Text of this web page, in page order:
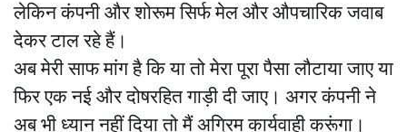
लेकिन कंपनी और शोरूम सिर्फ मेल और औपचारिक जवाब
देकर टाल रहे हैं।
अब मेरी साफ मांग है कि या तो मेरा पूरा पैसा लौटाया जाए या
फिर एक नई और दोषरहित गाड़ी दी जाए। अगर कंपनी ने
अब भी ध्यान नहीं दिया तो मैं अग्रिम कार्यवाही करूंगा।